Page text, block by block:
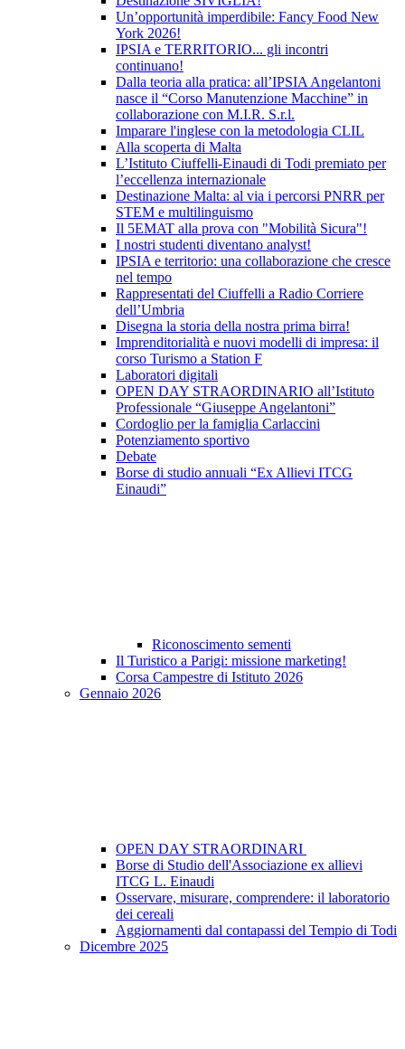
Un’opportunità imperdibile: Fancy Food New
York 2026!
IPSIA e TERRITORIO... gli incontri
continuano!
Dalla teoria alla pratica: all’IPSIA Angelantoni
nasce il “Corso Manutenzione Macchine” in
collaborazione con M.I.R. S.r.l.
Imparare l'inglese con la metodologia CLIL
Alla scoperta di Malta
L’Istituto Ciuffelli-Einaudi di Todi premiato per
l’eccellenza internazionale
Destinazione Malta: al via i percorsi PNRR per
STEM e multilinguismo
Il 5EMAT alla prova con "Mobilità Sicura"!
I nostri studenti diventano analyst!
IPSIA e territorio: una collaborazione che cresce
nel tempo
Rappresentati del Ciuffelli a Radio Corriere
dell’Umbria
Disegna la storia della nostra prima birra!
Imprenditorialità e nuovi modelli di impresa: il
corso Turismo a Station F
Laboratori digitali
OPEN DAY STRAORDINARIO all’Istituto
Professionale “Giuseppe Angelantoni”
Cordoglio per la famiglia Carlaccini
Potenziamento sportivo
Debate
Borse di studio annuali “Ex Allievi ITCG
Einaudi”
Riconoscimento sementi
Il Turistico a Parigi: missione marketing!
Corsa Campestre di Istituto 2026
Gennaio 2026
OPEN DAY STRAORDINARI
Borse di Studio dell'Associazione ex allievi
ITCG L. Einaudi
Osservare, misurare, comprendere: il laboratorio
dei cereali
Aggiornamenti dal contapassi del Tempio di Todi
Dicembre 2025